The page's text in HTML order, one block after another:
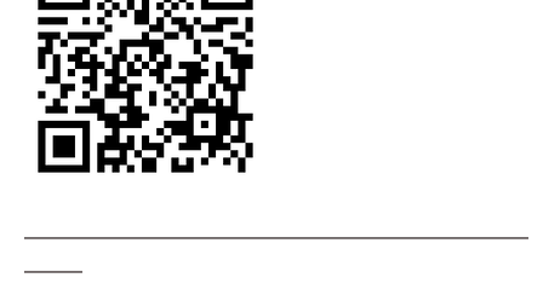
━━━━━━━━━━━━━━━━━━━━━━━━━━
━━━